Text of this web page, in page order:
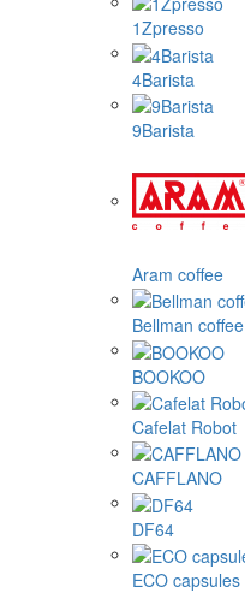
1Zpresso
4Barista
9Barista
Aram coffee
Bellman coffee
BOOKOO
Cafelat Robot
CAFFLANO
DF64
ECO capsules